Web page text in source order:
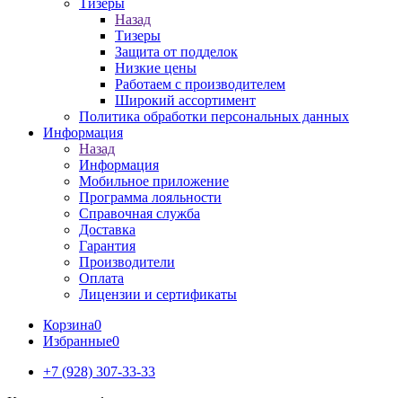
Тизеры
Назад
Тизеры
Защита от подделок
Низкие цены
Работаем с производителем
Широкий ассортимент
Политика обработки персональных данных
Информация
Назад
Информация
Мобильное приложение
Программа лояльности
Справочная служба
Доставка
Гарантия
Производители
Оплата
Лицензии и сертификаты
Корзина0
Избранные0
+7 (928) 307-33-33